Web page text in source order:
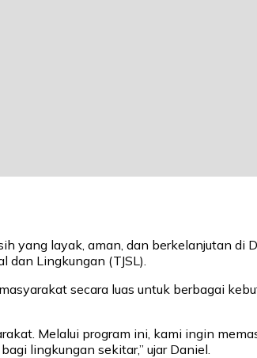
yang layak, aman, dan berkelanjutan di
dan Lingkungan (TJSL).
secara luas untuk berbagai
Melalui program ini, kami ingin
lingkungan sekitar,” ujar Daniel.